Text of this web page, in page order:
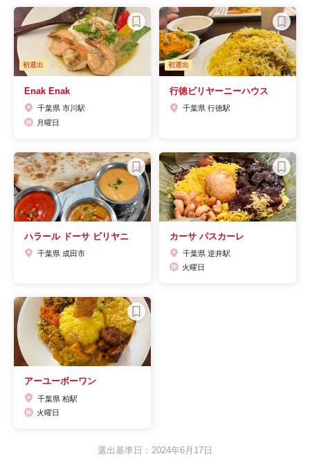
初選出
Enak Enak
千葉県 市川駅
月曜日
初選出
行徳ビリヤーニーハウス
千葉県 行徳駅
ハラール ドーサ ビリヤニ
千葉県 成田市
カーサ パスカーレ
千葉県 逆井駅
火曜日
アーユーボーワン
千葉県 柏駅
火曜日
選出基準日：2024年6月17日